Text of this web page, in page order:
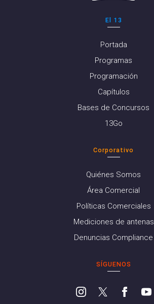
El 13
Portada
Programas
Programación
Capítulos
Bases de Concursos
13Go
Corporativo
Quiénes Somos
Área Comercial
Políticas Comerciales
Mediciones de antenas
Denuncias Compliance
SÍGUENOS